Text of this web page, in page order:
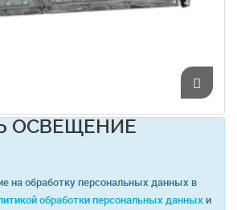
ОСВЕЩЕНИЕ
на обработку персональных данных в
обработки персональных данных и